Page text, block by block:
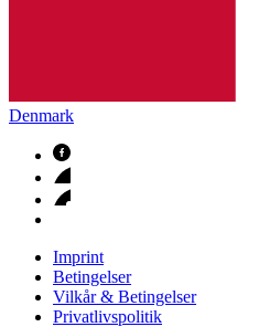
Denmark
Imprint
Betingelser
Vilkår & Betingelser
Privatlivspolitik